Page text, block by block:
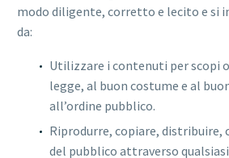
modo diligente, corretto e lecito e si
da:
Utilizzare i contenuti per scopi
legge, al buon costume e al
all’ordine pubblico.
Riprodurre, copiare, distribuire,
del pubblico attraverso